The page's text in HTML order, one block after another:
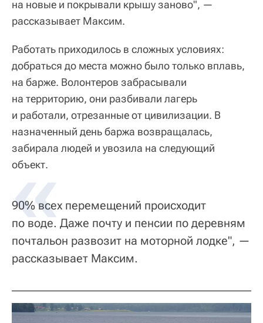
на новые и покрывали крышу заново", —
рассказывает Максим.
Работать приходилось в сложных условиях:
добраться до места можно было только вплавь,
на барже. Волонтеров забрасывали
на территорию, они разбивали лагерь
и работали, отрезанные от цивилизации. В
назначенный день баржа возвращалась,
забирала людей и увозила на следующий
объект.
90% всех перемещений происходит
по воде. Даже почту и пенсии по деревням
почтальон развозит на моторной лодке", —
рассказывает Максим.